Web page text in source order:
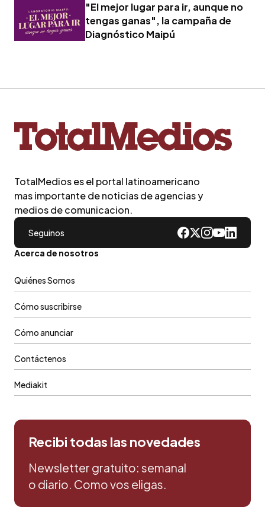
"El mejor lugar para ir, aunque no
tengas ganas", la campaña de
Diagnóstico Maipú
TotalMedios es el portal latinoamericano
mas importante de noticias de agencias y
medios de comunicacion.
Seguinos
Acerca de nosotros
Quiénes Somos
Cómo suscribirse
Cómo anunciar
Contáctenos
Mediakit
Recibi todas las novedades
Newsletter gratuito: semanal
o diario. Como vos eligas.